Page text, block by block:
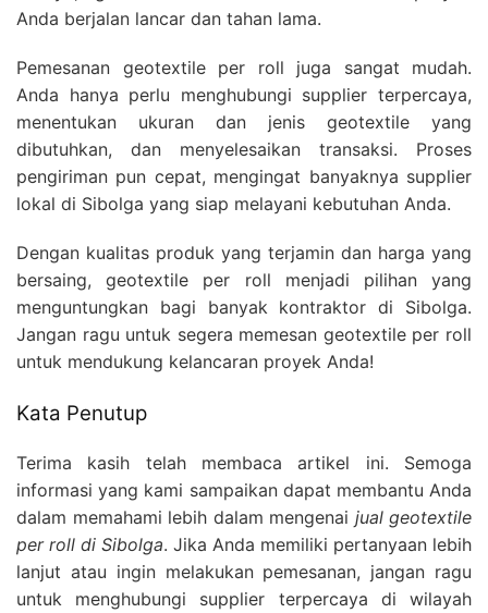
Anda berjalan lancar dan tahan lama.
Pemesanan geotextile per roll juga sangat mudah.
Anda hanya perlu menghubungi supplier terpercaya,
menentukan ukuran dan jenis geotextile yang
dibutuhkan, dan menyelesaikan transaksi. Proses
pengiriman pun cepat, mengingat banyaknya supplier
lokal di Sibolga yang siap melayani kebutuhan Anda.
Dengan kualitas produk yang terjamin dan harga yang
bersaing, geotextile per roll menjadi pilihan yang
menguntungkan bagi banyak kontraktor di Sibolga.
Jangan ragu untuk segera memesan geotextile per roll
untuk mendukung kelancaran proyek Anda!
Kata Penutup
Terima kasih telah membaca artikel ini. Semoga
informasi yang kami sampaikan dapat membantu Anda
dalam memahami lebih dalam mengenai jual geotextile
per roll di Sibolga. Jika Anda memiliki pertanyaan lebih
lanjut atau ingin melakukan pemesanan, jangan ragu
untuk menghubungi supplier terpercaya di wilayah